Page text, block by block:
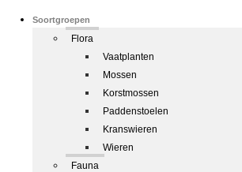
Soortgroepen
Flora
Vaatplanten
Mossen
Korstmossen
Paddenstoelen
Kranswieren
Wieren
Fauna